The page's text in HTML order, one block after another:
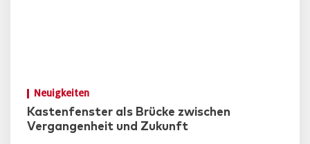
Neuigkeiten
Kastenfenster als Brücke zwischen
Vergangenheit und Zukunft